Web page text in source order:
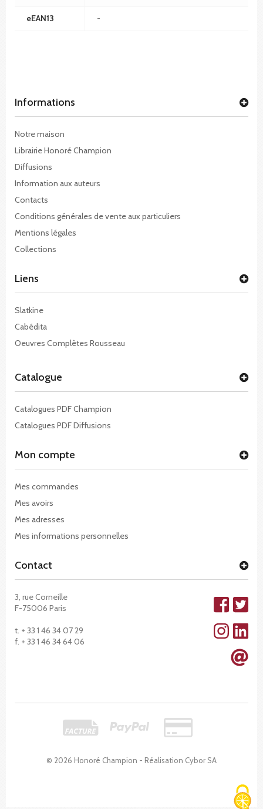
eEAN13 -
Informations
Notre maison
Librairie Honoré Champion
Diffusions
Information aux auteurs
Contacts
Conditions générales de vente aux particuliers
Mentions légales
Collections
© 2026 Honoré Champion - Réalisation Cybor SA
Liens
Slatkine
Cabédita
Oeuvres Complètes Rousseau
Catalogue
Catalogues PDF Champion
Catalogues PDF Diffusions
Mon compte
Mes commandes
Mes avoirs
Mes adresses
Mes informations personnelles
Contact
3, rue Corneille
F-75006 Paris
t. + 33 1 46 34 07 29
f. + 33 1 46 34 64 06